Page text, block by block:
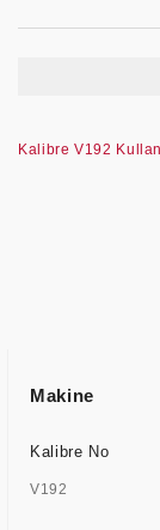
Kalibre V192
Makine
Kalibre No
V192